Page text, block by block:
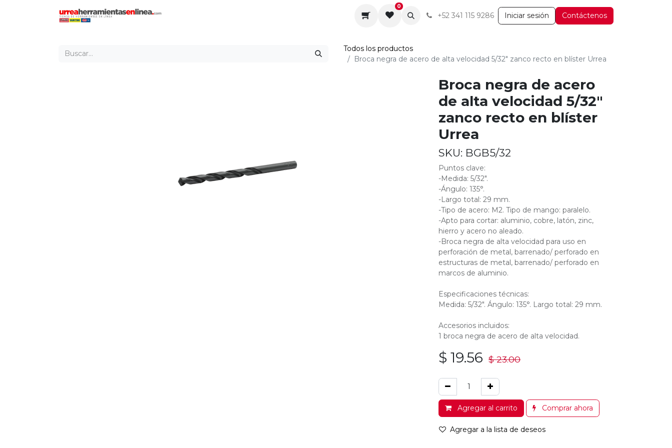
Servicios
0
+52 341 115 9286 Iniciar sesión Contáctenos
Todos los productos
Broca negra de acero de alta velocidad 5/32" zanco recto en blíster Urrea
Broca negra de acero
de alta velocidad 5/32"
zanco recto en blíster
Urrea
SKU: BGB5/32
Puntos clave:
-Medida: 5/32".
-Ángulo: 135°.
-Largo total: 29 mm.
-Tipo de acero: M2. Tipo de mango: paralelo.
-Apto para cortar: aluminio, cobre, latón, zinc,
hierro y acero no aleado.
-Broca negra de alta velocidad para uso en
perforación de metal, barrenado/ perforado en
estructuras de metal, barrenado/ perforado en
marcos de aluminio.
Especificaciones técnicas:
Medida: 5/32". Ángulo: 135°. Largo total: 29 mm.
Accesorios incluidos:
1 broca negra de acero de alta velocidad.
$ 19.56 $23.00
Agregar al carrito Comprar ahora
Agregar a la lista de deseos